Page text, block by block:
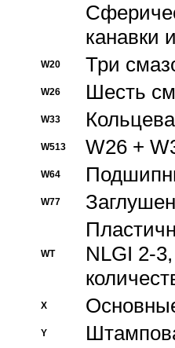
канавки
W20 Три
W26 Шесть
W33
W513 W26 +
W64
W77
WT
NLGI 2-
X
Y